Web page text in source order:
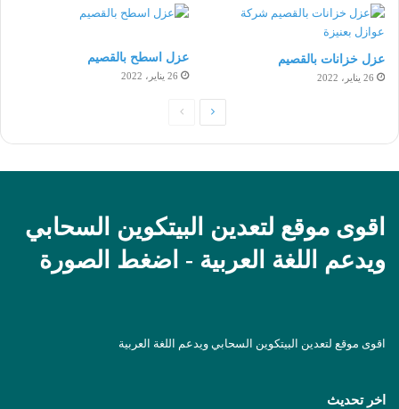
عزل خزانات بالقصيم
26 يناير، 2022
عزل اسطح بالقصيم
26 يناير، 2022
الصفحةالصفحة
اقوى موقع لتعدين البيتكوين السحابي
ويدعم اللغة العربية - اضغط الصورة
اقوى موقع لتعدين البيتكوين السحابي ويدعم اللغة العربية
اخر تحديث